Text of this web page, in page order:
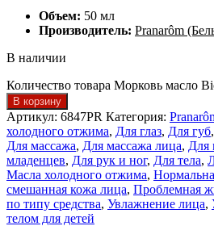
Объем: 50 мл
Производитель: Pranarôm
В наличии
Количество товара Морковь масло
В корзину
Артикул: 6847PR Категория:
холодного отжима, Для глаз, Для губ,
Для массажа, Для массажа лица, Для
младенцев, Для рук и ног, Для тела,
Масла холодного отжима,
смешанная кожа лица, Проблемная
по типу средства, Увлажнение лица,
телом для детей